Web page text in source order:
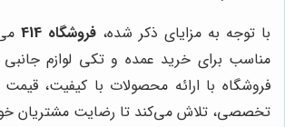
با توجه به مزایای ذکر شده، فروشگاه 414
مناسب برای خرید عمده و تکی لوازم جانبی
فروشگاه با ارائه محصولات با کیفیت،
تخصصی، تلاش می‌کند تا رضایت مشتریان